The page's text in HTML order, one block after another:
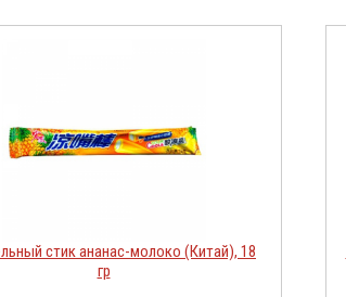
стик ананас-молоко (Китай), 18
гр